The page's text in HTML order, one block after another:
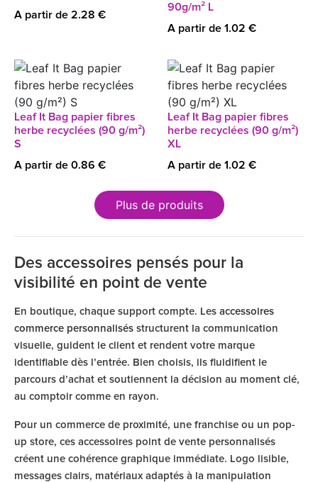
A partir de 2.28 €
90g/m² L
A partir de 1.02 €
Leaf It Bag papier fibres
herbe recyclées (90 g/m²)
S
A partir de 0.86 €
Leaf It Bag papier fibres
herbe recyclées (90 g/m²)
XL
A partir de 1.02 €
Plus de produits
Des accessoires pensés pour la
visibilité en point de vente
En boutique, chaque support compte. Les accessoires
commerce personnalisés structurent la communication
visuelle, guident le client et rendent votre marque
identifiable dès l’entrée. Bien choisis, ils fluidifient le
parcours d’achat et soutiennent la décision au moment clé,
au comptoir comme en rayon.
Pour un commerce de proximité, une franchise ou un pop-
up store, ces accessoires point de vente personnalisés
créent une cohérence graphique immédiate. Logo lisible,
messages clairs, matériaux adaptés à la manipulation